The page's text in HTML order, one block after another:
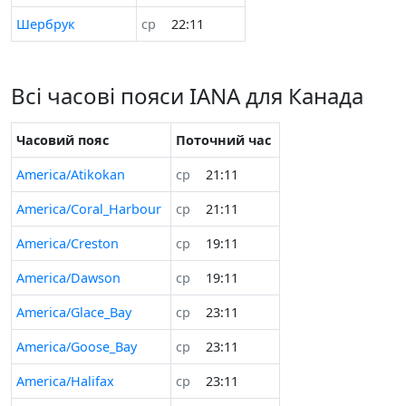
Шербрук
ср 22:11
Всі часові пояси IANA для Канада
Часовий пояс
Поточний час
America/Atikokan
ср
21:11
America/Coral_Harbour
ср
21:11
America/Creston
ср
19:11
America/Dawson
ср
19:11
America/Glace_Bay
ср
23:11
America/Goose_Bay
ср
23:11
America/Halifax
ср
23:11